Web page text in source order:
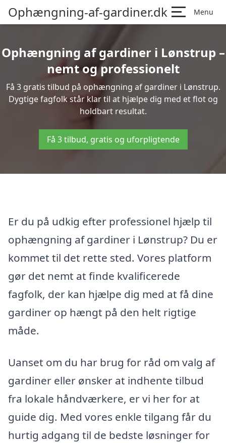
Ophængning-af-gardiner.dk Menu
Ophængning af gardiner i Lønstrup –
nemt og professionelt
Få 3 gratis tilbud på ophængning af gardiner i Lønstrup.
Dygtige fagfolk står klar til at hjælpe dig med et flot og
holdbart resultat.
Få 3 tilbud, gratis og uforpligtende
Er du på udkig efter professionel hjælp til
ophængning af gardiner i Lønstrup? Du er
kommet til det rette sted. Vores platform
gør det nemt at finde kvalificerede
fagfolk, der kan hjælpe dig med at få dine
gardiner op hængt på den helt rigtige
måde.
Uanset om du har brug for råd om valg af
gardiner eller ønsker at indhente tilbud
fra lokale håndværkere, er vi her for at
guide dig. Med vores enkle tilgang får du
hurtig adgang til de bedste løsninger for